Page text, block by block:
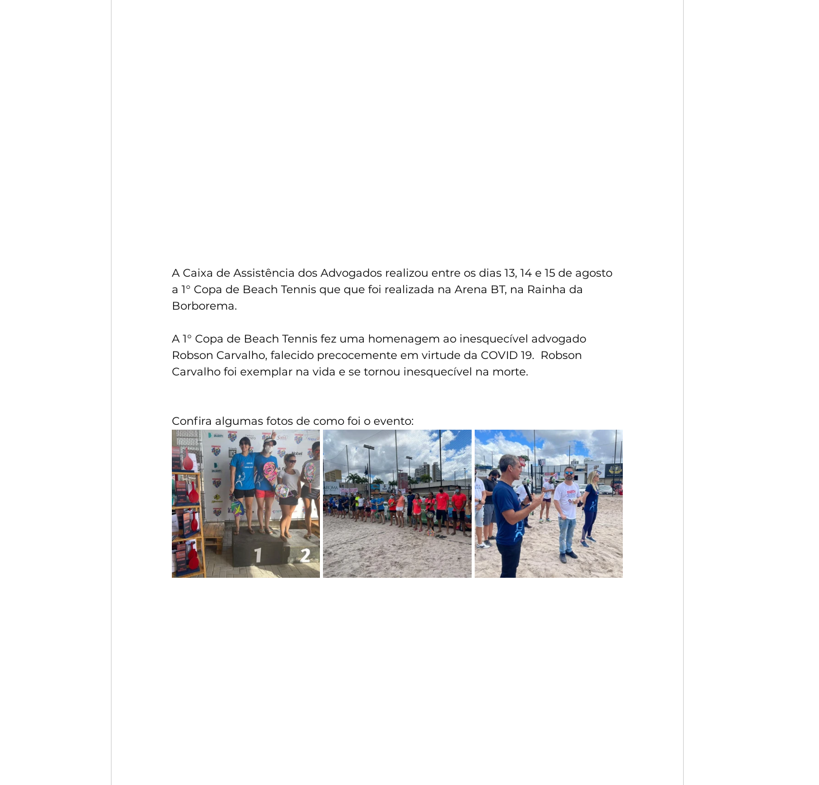
A Caixa de Assistência dos Advogados realizou entre os dias 13, 14 e 15 de agosto
a 1° Copa de Beach Tennis que que foi realizada na Arena BT, na Rainha da
Borborema.
A 1° Copa de Beach Tennis fez uma homenagem ao inesquecível advogado
Robson Carvalho, falecido precocemente em virtude da COVID 19.  Robson
Carvalho foi exemplar na vida e se tornou inesquecível na morte.
Confira algumas fotos de como foi o evento: